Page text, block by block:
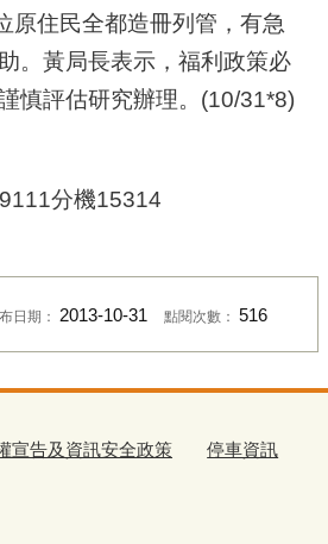
原住民全都造冊列管，有急
。黃局長表示，福利政策必
慎評估研究辦理。(10/31*8)
分機15314
日期： 2013-10-31 點閱次數：516
宣告及資訊安全政策 停車資訊